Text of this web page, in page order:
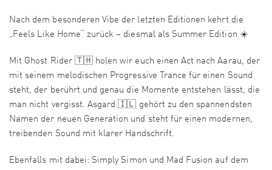
Nach dem besonderen Vibe der letzten Editionen kehrt die
„Feels Like Home“ zurück – diesmal als Summer Edition ☀️
Mit Ghost Rider 🇹🇭 holen wir euch einen Act nach Aarau, der
mit seinem melodischen Progressive Trance für einen Sound
steht, der berührt und genau die Momente entstehen lässt, die
man nicht vergisst. Asgard 🇮🇱 gehört zu den spannendsten
Namen der neuen Generation und steht für einen modernen,
treibenden Sound mit klarer Handschrift.
Ebenfalls mit dabei: Simply Simon und Mad Fusion auf dem